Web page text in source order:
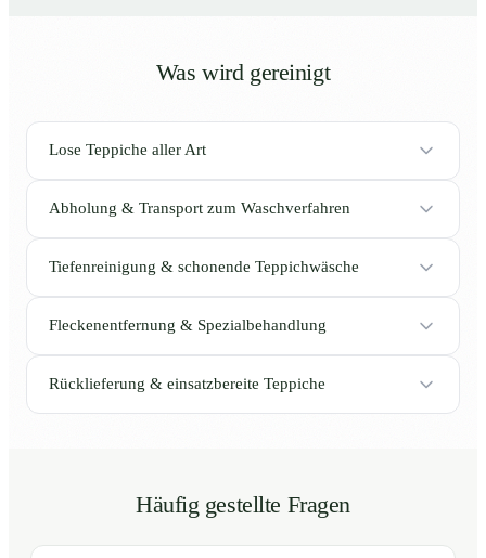
Was wird gereinigt
Lose Teppiche aller Art
Abholung & Transport zum Waschverfahren
Tiefenreinigung & schonende Teppichwäsche
Fleckenentfernung & Spezialbehandlung
Rücklieferung & einsatzbereite Teppiche
Häufig gestellte Fragen